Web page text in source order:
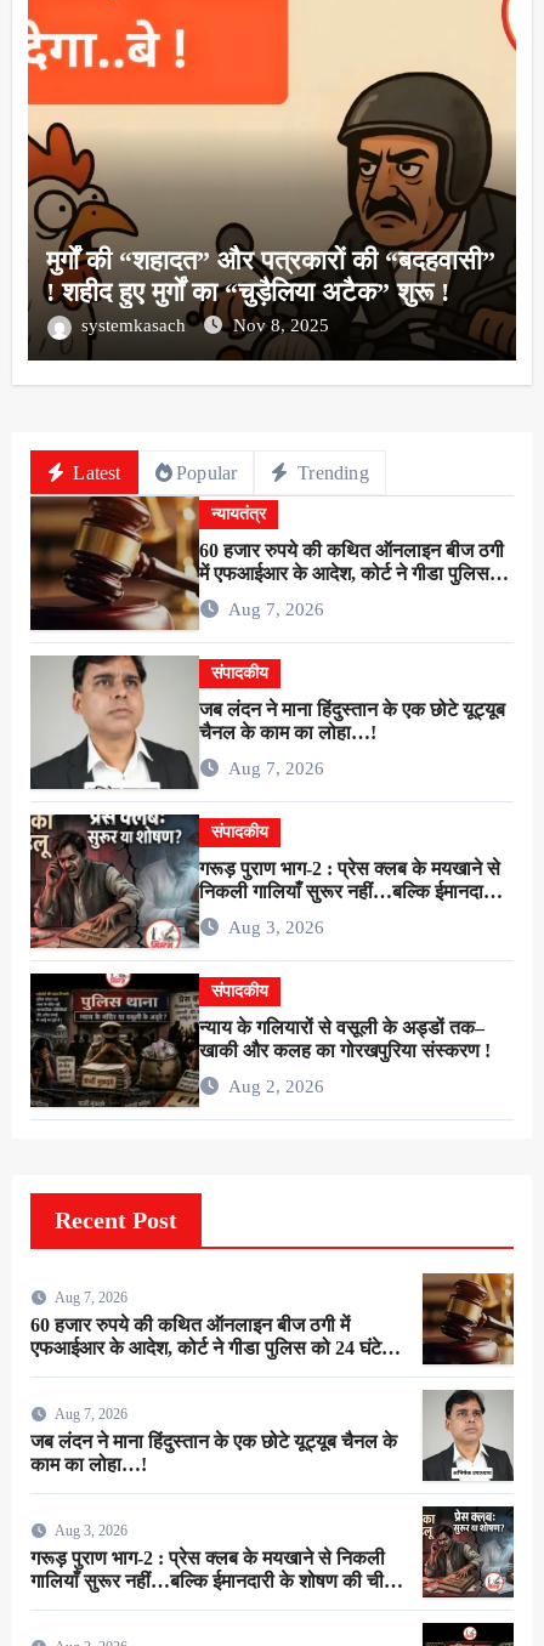
मुर्गों की “शहादत” और पत्रकारों की “बदहवासी”
! शहीद हुए मुर्गों का “चुड़ैलिया अटैक” शुरू !
systemkasach Nov 8, 2025
Latest Popular Trending
न्यायतंत्र
60 हजार रुपये की कथित ऑनलाइन बीज ठगी
में एफआईआर के आदेश, कोर्ट ने गीडा पुलिस
को 24 घंटे में मुकदमा दर्ज करने का दिया निर्देश
Aug 7, 2026
संपादकीय
जब लंदन ने माना हिंदुस्तान के एक छोटे यूट्यूब
चैनल के काम का लोहा…!
Aug 7, 2026
संपादकीय
गरूड़ पुराण भाग-2 : प्रेस क्लब के मयखाने से
निकली गालियाँ सुरूर नहीं…बल्कि ईमानदारी
के शोषण की चीख थी !
Aug 3, 2026
संपादकीय
न्याय के गलियारों से वसूली के अड्डों तक–
खाकी और कलह का गोरखपुरिया संस्करण !
Aug 2, 2026
Recent Post
Aug 7, 2026
60 हजार रुपये की कथित ऑनलाइन बीज ठगी में
एफआईआर के आदेश, कोर्ट ने गीडा पुलिस को 24 घंटे में
Aug 7, 2026
जब लंदन ने माना हिंदुस्तान के एक छोटे यूट्यूब चैनल के
काम का लोहा…!
Aug 3, 2026
गरूड़ पुराण भाग-2 : प्रेस क्लब के मयखाने से निकली
गालियाँ सुरूर नहीं…बल्कि ईमानदारी के शोषण की चीख